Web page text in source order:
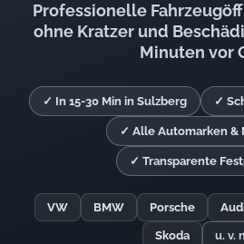
Professionelle
ohne Kratzer und
Minuten vor
✓ In 15-30 Min in Sulzberg ✓
✓ Alle Automarken &
✓ Transparente
VW BMW Porsche
Skoda u. v.